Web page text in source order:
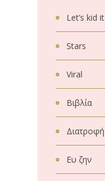
Let’s kid it
Stars
Viral
Βιβλία
Διατροφή
Ευ ζην